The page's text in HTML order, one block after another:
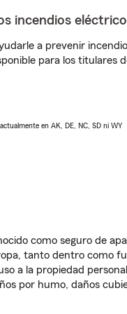
incendios
a prevenir
para los titulares
en AK, DE, NC, SD ni WY
como seguro de
tanto dentro como
a la propiedad
por humo, daños